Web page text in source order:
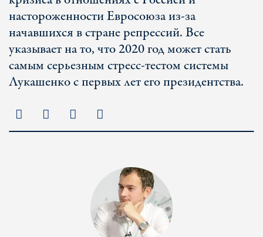
настороженности Евросоюза из-за
начавшихся в стране репрессий. Все
указывает на то, что 2020 год может стать
самым серьезным стресс-тестом системы
Лукашенко с первых лет его президентства.